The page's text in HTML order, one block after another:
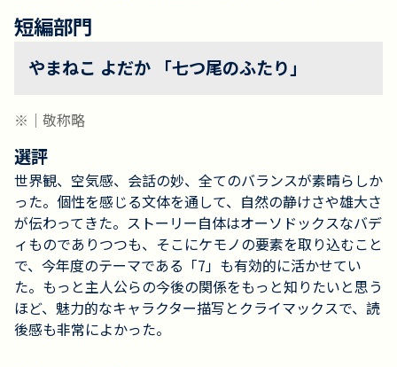
短編部門
やまねこ よだか 「七つ尾のふたり」
※｜敬称略
選評
世界観、空気感、会話の妙、全てのバランスが素晴らしか
った。個性を感じる文体を通して、自然の静けさや雄大さ
が伝わってきた。ストーリー自体はオーソドックスなバデ
ィものでありつつも、そこにケモノの要素を取り込むこと
で、今年度のテーマである「7」も有効的に活かせてい
た。もっと主人公らの今後の関係をもっと知りたいと思う
ほど、魅力的なキャラクター描写とクライマックスで、読
後感も非常によかった。